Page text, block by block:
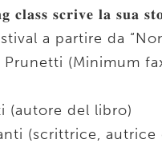
𝐬𝐜𝐫𝐢𝐯𝐞 𝐥𝐚 𝐬𝐮𝐚
a partire da
Prunetti (Minimum
(autore del libro)
(scrittrice, autrice